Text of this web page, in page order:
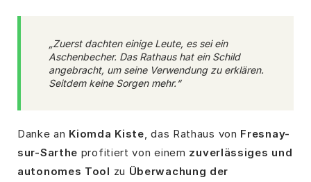
„Zuerst dachten einige Leute, es sei ein
Aschenbecher. Das Rathaus hat ein Schild
angebracht, um seine Verwendung zu erklären.
Seitdem keine Sorgen mehr.“
Danke an Kiomda Kiste , das Rathaus von Fresnay-
sur-Sarthe profitiert von einem zuverlässiges und
autonomes Tool zu Überwachung der